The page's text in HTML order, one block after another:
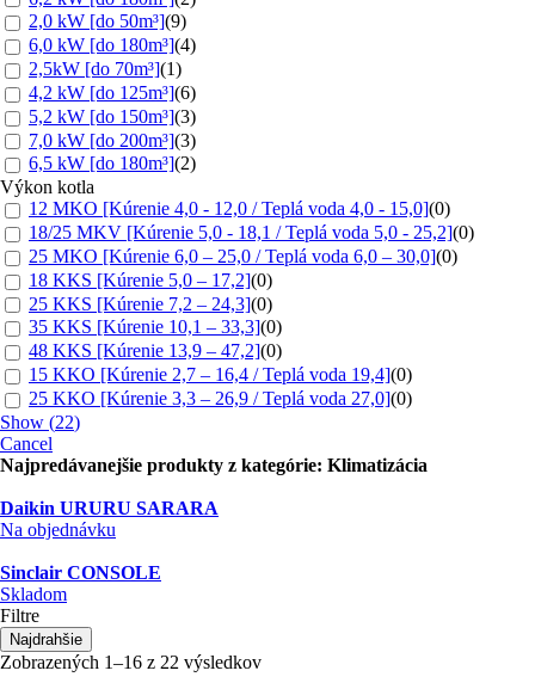
2,0 kW [do 50m³](9)
6,0 kW [do 180m³](4)
2,5kW [do 70m³](1)
4,2 kW [do 125m³](6)
5,2 kW [do 150m³](3)
7,0 kW [do 200m³](3)
6,5 kW [do 180m³](2)
Výkon kotla
12 MKO [Kúrenie 4,0 - 12,0 / Teplá voda 4,0 - 15,0](0)
18/25 MKV [Kúrenie 5,0 - 18,1 / Teplá voda 5,0 - 25,2](0)
25 MKO [Kúrenie 6,0 – 25,0 / Teplá voda 6,0 – 30,0](0)
18 KKS [Kúrenie 5,0 – 17,2](0)
25 KKS [Kúrenie 7,2 – 24,3](0)
35 KKS [Kúrenie 10,1 – 33,3](0)
48 KKS [Kúrenie 13,9 – 47,2](0)
15 KKO [Kúrenie 2,7 – 16,4 / Teplá voda 19,4](0)
25 KKO [Kúrenie 3,3 – 26,9 / Teplá voda 27,0](0)
Show (22)
Cancel
Najpredávanejšie produkty z kategórie: Klimatizácia
Daikin URURU SARARA
Na objednávku
Sinclair CONSOLE
Skladom
Filtre
Najdrahšie
Zobrazených 1–16 z 22 výsledkov